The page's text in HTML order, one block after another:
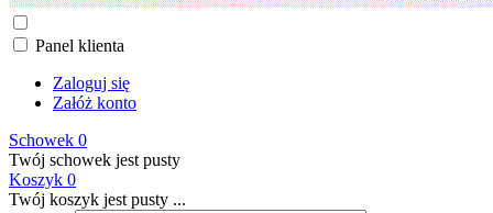
Panel klienta
Zaloguj się
Załóż konto
Schowek 0
Twój schowek jest pusty
Koszyk 0
Twój koszyk jest pusty ...